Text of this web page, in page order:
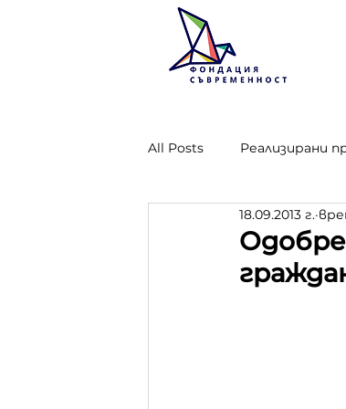
All Posts Реализирани
Проект "Опазване,
18.09.2013 г.